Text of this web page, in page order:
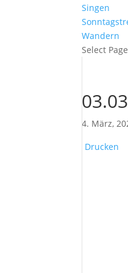
Singen
Wandern
Select Page
4. März,
Drucken